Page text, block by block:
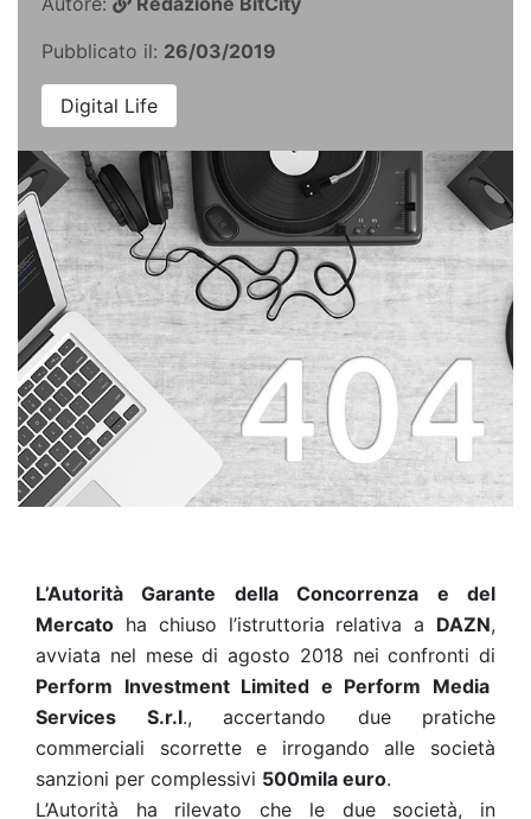
Pubblicato il: 26/03/2019
Digital Life
L’Autorità Garante della Concorrenza e del
Mercato ha chiuso l’istruttoria relativa a DAZN,
avviata nel mese di agosto 2018 nei confronti di
Perform Investment Limited e Perform Media
Services S.r.l., accertando due pratiche
commerciali scorrette e irrogando alle società
sanzioni per complessivi 500mila euro.
L’Autorità ha rilevato che le due società, in